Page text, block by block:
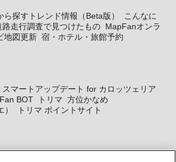
ら探すトレンド情報（Beta版）
こんなに
路走行調査で見つけたもの MapFanオンラ
地図更新 宿・ホテル・旅館予約
スマートアップデート for カロッツェリア
BOT トリマ 方位かなめ
トリマ ポイントサイト